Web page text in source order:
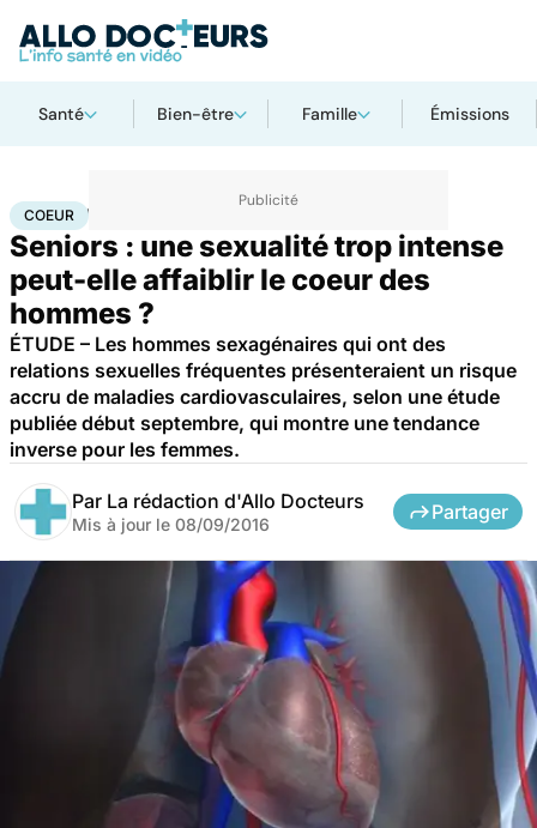
Santé Bien-être Famille Émissions
AccueilSanté
COEUR
Seniors : une sexualité trop intense
peut-elle affaiblir le coeur des
hommes ?
ÉTUDE – Les hommes sexagénaires qui ont des
relations sexuelles fréquentes présenteraient un risque
accru de maladies cardiovasculaires, selon une étude
publiée début septembre, qui montre une tendance
inverse pour les femmes.
Par La rédaction d'Allo Docteurs
Mis à jour le 08/09/2016
Partager